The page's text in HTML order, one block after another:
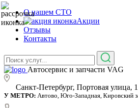
О нашем СТО
Акции
Отзывы
Контакты
Автосервис и запчасти VAG
Санкт-Петербург, Портовая улица,
У МЕТРО: Автово, Юго-Западная, Кировский